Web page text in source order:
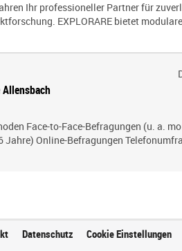
Ihr professioneller Partner für
EXPLORARE bietet
Face-to-Face-Befragungen (u. a.
Jahre) Online-Befragungen
Datenschutz Cookie Einstellungen